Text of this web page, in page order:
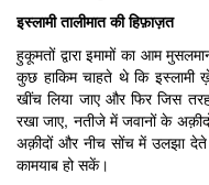
इस्लामी तालीमात की हिफ़ाज़त
हुकूमतों द्वारा इमामों का आम
कुछ हाकिम चाहते थे कि
खींच लिया जाए और फिर जिस
रखा जाए, नतीजे में जवानों के
अक़ीदों और नीच सोंच में उलझा देते
कामयाब हो सकें।